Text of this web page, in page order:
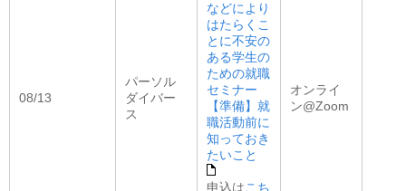
08/13
パーソル
ダイバー
ス
などにより
はたらくこ
とに不安の
ある学生の
ための就職
セミナー
【準備】就
職活動前に
知っておき
たいこと
申込はこち
オンライ
ン@Zoom